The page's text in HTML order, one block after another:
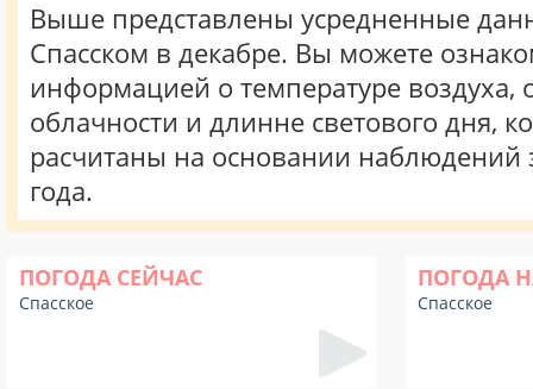
Выше представлены усредненные
Спасском в декабре. Вы можете
информацией о температуре воздуха,
облачности и длинне светового дня,
расчитаны на основании наблюдений
года.
ПОГОДА СЕЙЧАС
Спасское
ПОГОДА
Спасское